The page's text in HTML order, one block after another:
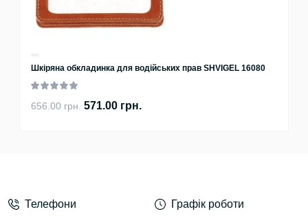
Шкіряна обкладинка для водійських прав SHVIGEL 16080
656.00 грн. 571.00 грн.
Телефони Графік роботи